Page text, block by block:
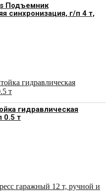
Подъемник
синхронизация, г/п 4 т,
гидравлическая
0.5 т